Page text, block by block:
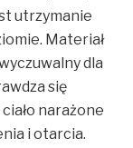
utrzymanie
Materiał
dla
się
narażone
i otarcia.